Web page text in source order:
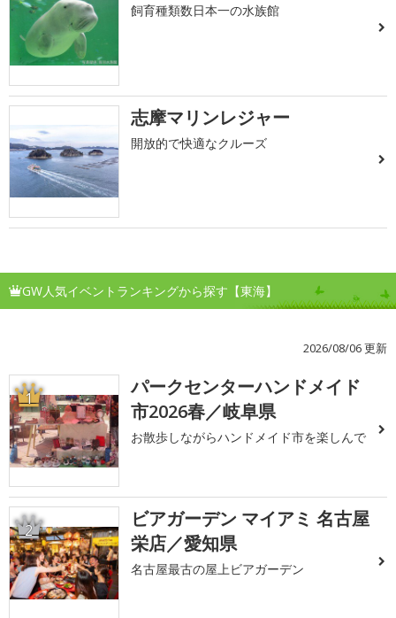
飼育種類数日本一の水族館
志摩マリンレジャー
開放的で快適なクルーズ
GW人気イベントランキングから探す【東海】
2026/08/06 更新
1
パークセンターハンドメイド
市2026春／岐阜県
お散歩しながらハンドメイド市を楽しんで
2
ビアガーデン マイアミ 名古屋
栄店／愛知県
名古屋最古の屋上ビアガーデン